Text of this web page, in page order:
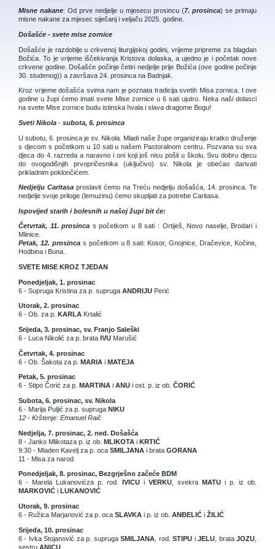
Misne nakane: Od prve nedjelje u mjesecu prosincu (7. prosinca) se primaju
misne nakane za mjesec siječanj i veljaču 2025. godine.
Došašće - svete mise zornice
Došašće je razdoblje u crkvenoj liturgijskoj godini, vrijeme pripreme za blagdan
Božića. To je vrijeme iščekivanja Kristova dolaska, a ujedno je i početak nove
crkvene godine. Došašće počinje četiri nedjelje prije Božića (ove godine počinje
30. studenog)) a završava 24. prosinca na Badnjak.
Kroz vrijeme došašća svima nam je poznata tradicija svetih Misa zornica. I ove
godine u župi ćemo imati svete Mise zornice u 6 sati ujutro. Neka naši dolasci
na svete Mise zornice budu istinska hvala i slava dragome Bogu!
Sveti Nikola - subota, 6. prosinca
U subotu, 6. prosinca je sv. Nikola. Mladi naše župe organiziraju kratko druženje
s djecom s početkom u 10 sati u našem Pastoralnom centru. Pozvana su sva
djeca do 4. razreda a naravno i oni koji još nisu pošli u školu. Svu dobru djecu
do ovogodišnjih prvopričesnika (uključivo) sv. Nikola je obećao darivati
prikladnim poklončićem.
Nedjelju Caritasa proslavit ćemo na Treću nedjelju došašća, 14. prosinca. Te
nedjelje svoje priloge (lemuzinu) ćemo skupljati za potrebe Caritasa.
Ispovijed starih i bolesnih u našoj župi bit će:
Četvrtak, 11. prosinca s početkom u 8 sati : Ortiješ, Novo naselje, Brodari i
Mlinice.
Petak, 12. prosinca s početkom u 8 sati: Kosor, Gnojnice, Dračevice, Kočine,
Hodbina i Buna.
SVETE MISE KROZ TJEDAN
Ponedjeljak, 1. prosinac
6 - Supruga Kristina za p. supruga ANDRIJU Perić
Utorak, 2. prosinac
6 - Ob. za p. KARLA Krtalić
Srijeda, 3. prosinac, sv. Franjo Saleški
6 - Luca Nikolić za p. brata IVU Marušić
Četvrtak, 4. prosinac
6 - Ob. Šakota za p. MARIA i MATEJA
Petak, 5. prosinac
6 - Stipo Čorić za p. MARTINA i ANU i ost. p. iz ob. ČORIĆ
Subota, 6. prosinac, sv. Nikola
6 - Marija Puljić za p. supruga NIKU
12 - Krštenje: Emanuel Raič
Nedjelja, 7. prosinac, 2. ned. Došašća
8 - Janko Mlikotaza p. iz ob. MLIKOTA i KRTIĆ
9:30 - Mladen Kavelj za p. oca SMILJANA i brata GORANA
11 - Misa za narod
Ponedjeljak, 8. prosinac, Bezgrješno začeće BDM
6 - Marela Lukanovićza p. rod.
IVICU i VERKU , svekra MATU i p. iz ob.
MARKOVIĆ i LUKANOVIĆ
Utorak, 9. prosinac
6 - Ružica Marjanović za p. oca SLAVKA i p. iz ob. ANĐELIĆ i ŽILIĆ
Srijeda, 10. prosinac
6 - Ivka Stojanović za p. suprugaSMILJANA , rod.STIPU iJELU , brataJOZU
sestru ANICU